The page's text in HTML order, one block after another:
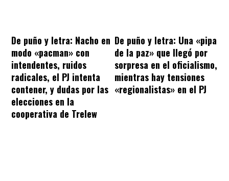
De puño y letra: Nacho en
modo «pacman» con
intendentes, ruidos
radicales, el PJ intenta
contener, y dudas por las
elecciones en la
cooperativa de Trelew
De puño y letra: Una «pipa
de la paz» que llegó por
sorpresa en el oficialismo,
mientras hay tensiones
«regionalistas» en el PJ